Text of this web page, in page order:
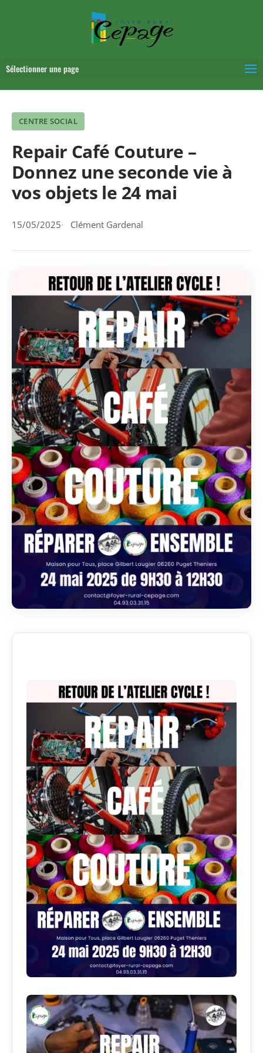
Sélectionner une page
CENTRE SOCIAL
Repair Café Couture –
Donnez une seconde vie à
vos objets le 24 mai
15/05/2025 Clément Gardenal